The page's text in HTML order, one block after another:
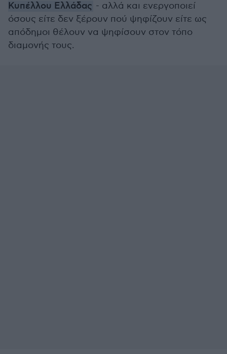
Κυπέλλου Ελλάδας - αλλά και ενεργοποιεί
όσους είτε δεν ξέρουν πού ψηφίζουν είτε ως
απόδημοι θέλουν να ψηφίσουν στον τόπο
διαμονής τους.